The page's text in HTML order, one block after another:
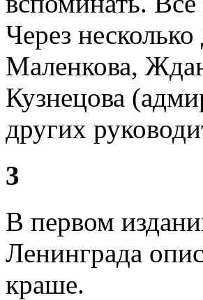
Через
Маленкова,
Кузнецова
других
3
В первом
Ленинграда
краше.